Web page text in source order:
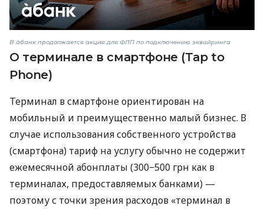
В àбанк продолжается акция для ФЛП по подключению эквайринга
О терминале в смартфоне (Tap to
Phone)
Терминал в смартфоне ориентирован на
мобильный и преимущественно малый бизнес. В
случае использования собственного устройства
(смартфона) тариф на услугу обычно не содержит
ежемесячной абонплаты (300−500 грн как в
терминалах, предоставляемых банками) —
поэтому с точки зрения расходов «терминал в